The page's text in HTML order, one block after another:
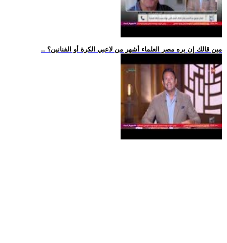
.. مين قالك إن بره مصر العلماء أشهر من لاعبي الكرة أو الفنانين؟